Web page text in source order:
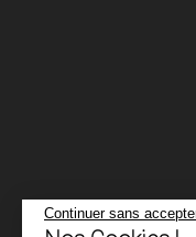
Continuer sans